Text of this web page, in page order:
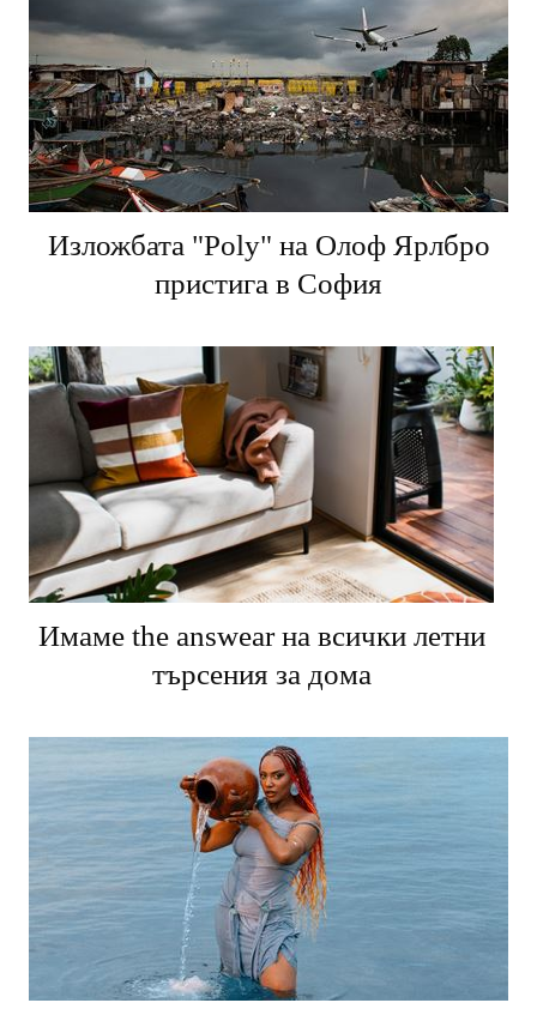
Изложбата "Poly" на Олоф Ярлбро
пристига в София
Имаме the answear на всички летни
търсения за дома